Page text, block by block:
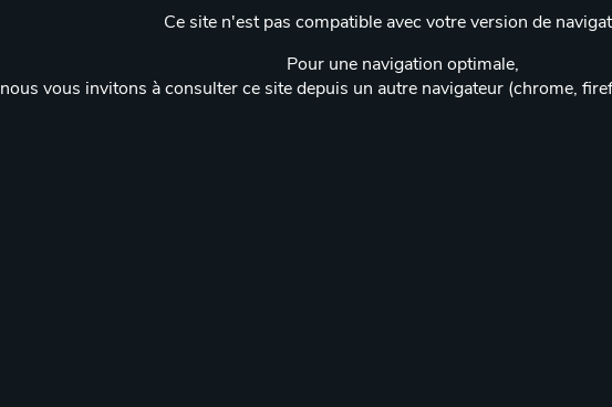
Ce site n'est pas compatible avec votre version de
Pour une navigation optimale,
nous vous invitons à consulter ce site depuis un autre navigateur (chrome,